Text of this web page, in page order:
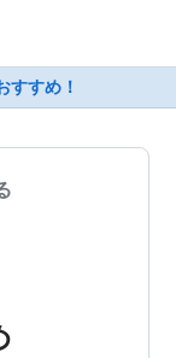
すすめ！